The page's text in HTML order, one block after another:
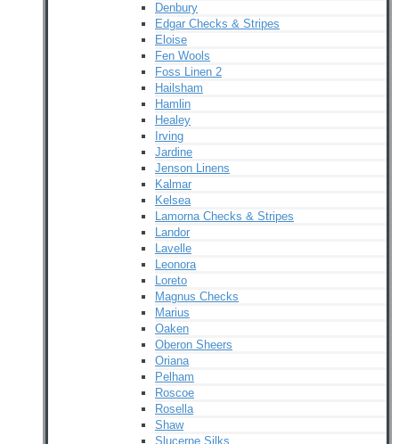
Denbury
Edgar Checks & Stripes
Eloise
Fen Wools
Foss Linen 2
Hailsham
Hamlin
Healey
Irving
Jardine
Jenson Linens
Kalmar
Kelsea
Lamorna Checks & Stripes
Landor
Lavelle
Leonora
Loreto
Magnus Checks
Marius
Oaken
Oberon Sheers
Oriana
Pelham
Roscoe
Rosella
Shaw
Slucerne Silks